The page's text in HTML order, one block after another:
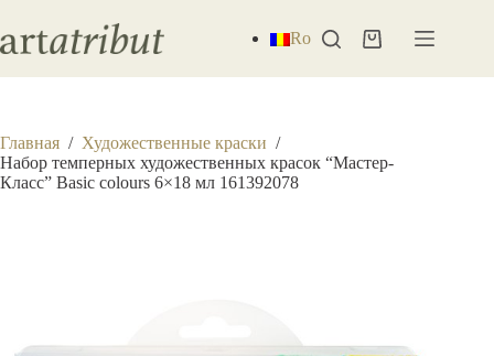
сути
Ro Корзина
Главная / Художественные краски /
Набор темперных художественных красок “Мастер-
Класс” Basic colours 6×18 мл 161392078